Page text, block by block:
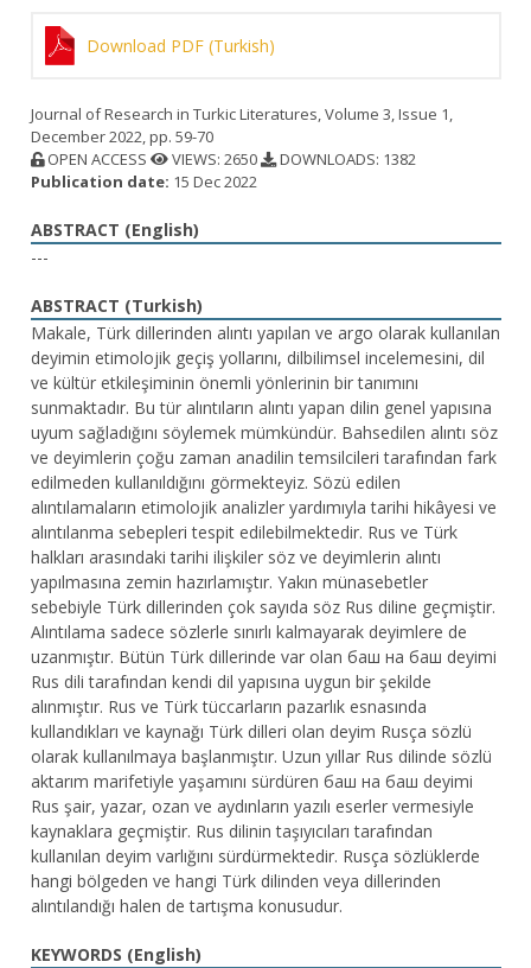
Download PDF (Turkish)
Journal of Research in Turkic Literatures, Volume 3, Issue 1,
December 2022, pp. 59-70
OPEN ACCESS
VIEWS: 2650
DOWNLOADS: 1382
Publication date: 15 Dec 2022
ABSTRACT (English)
---
ABSTRACT (Turkish)
Makale, Türk dillerinden alıntı yapılan ve argo olarak kullanılan
deyimin etimolojik geçiş yollarını, dilbilimsel incelemesini, dil
ve kültür etkileşiminin önemli yönlerinin bir tanımını
sunmaktadır. Bu tür alıntıların alıntı yapan dilin genel yapısına
uyum sağladığını söylemek mümkündür. Bahsedilen alıntı söz
ve deyimlerin çoğu zaman anadilin temsilcileri tarafından fark
edilmeden kullanıldığını görmekteyiz. Sözü edilen
alıntılamaların etimolojik analizler yardımıyla tarihi hikâyesi ve
alıntılanma sebepleri tespit edilebilmektedir. Rus ve Türk
halkları arasındaki tarihi ilişkiler söz ve deyimlerin alıntı
yapılmasına zemin hazırlamıştır. Yakın münasebetler
sebebiyle Türk dillerinden çok sayıda söz Rus diline geçmiştir.
Alıntılama sadece sözlerle sınırlı kalmayarak deyimlere de
uzanmıştır. Bütün Türk dillerinde var olan баш на баш deyimi
Rus dili tarafından kendi dil yapısına uygun bir şekilde
alınmıştır. Rus ve Türk tüccarların pazarlık esnasında
kullandıkları ve kaynağı Türk dilleri olan deyim Rusça sözlü
olarak kullanılmaya başlanmıştır. Uzun yıllar Rus dilinde sözlü
aktarım marifetiyle yaşamını sürdüren баш на баш deyimi
Rus şair, yazar, ozan ve aydınların yazılı eserler vermesiyle
kaynaklara geçmiştir. Rus dilinin taşıyıcıları tarafından
kullanılan deyim varlığını sürdürmektedir. Rusça sözlüklerde
hangi bölgeden ve hangi Türk dilinden veya dillerinden
alıntılandığı halen de tartışma konusudur.
KEYWORDS (English)